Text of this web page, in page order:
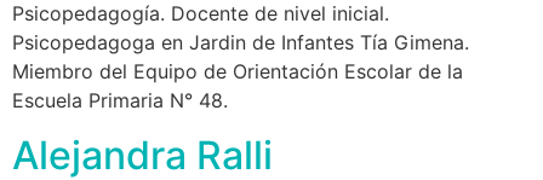
Psicopedagogía. Docente de nivel inicial.
Psicopedagoga en Jardin de Infantes Tía Gimena.
Miembro del Equipo de Orientación Escolar de la
Escuela Primaria N° 48.
Alejandra Ralli